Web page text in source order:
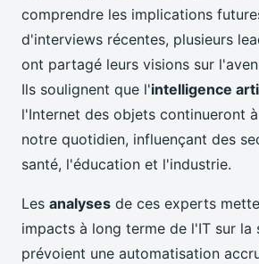
comprendre les implications
d'interviews récentes, plusieurs
ont partagé leurs visions sur
Ils soulignent que l'intelligence
l'Internet des objets continueront
notre quotidien, influençant des
santé, l'éducation et l'industrie.
Les analyses de ces experts
impacts à long terme de l'IT sur la
prévoient une automatisation